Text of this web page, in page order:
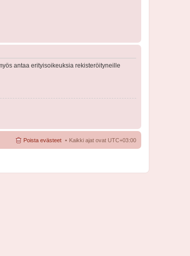
antaa erityisoikeuksia rekisteröityneille
Kaikki ajat ovat UTC+03:00
Poista evästeet